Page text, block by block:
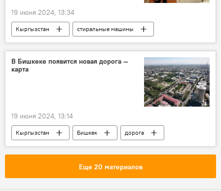
19 июня 2024, 13:34
Кыргызстан
стиральные машины
запрет
Эльдар Абакиров депутат
В Бишкеке появится новая дорога —
карта
19 июня 2024, 13:14
Кыргызстан Бишкек
дорога
карта
мэр
Еще 20 материалов